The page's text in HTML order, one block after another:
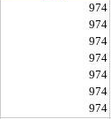
974
974
974
974
974
974
974